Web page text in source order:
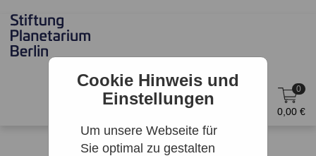
Cookie Hinweis und
Einstellungen
Um unsere Webseite für
Sie optimal zu gestalten
0
0,00 €